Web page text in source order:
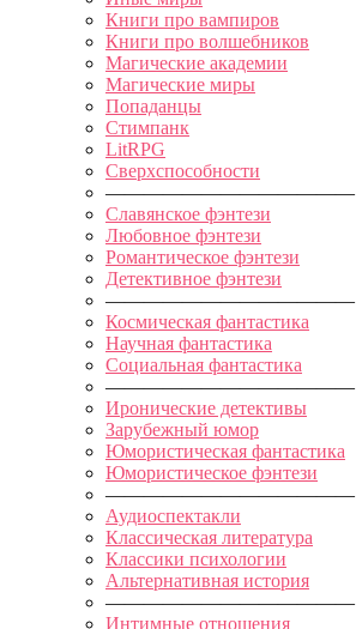
Книги про вампиров
Книги про волшебников
Магические академии
Магические миры
Попаданцы
Стимпанк
LitRPG
Сверхспособности
—————————————
Славянское фэнтези
Любовное фэнтези
Романтическое фэнтези
Детективное фэнтези
—————————————
Космическая фантастика
Научная фантастика
Социальная фантастика
—————————————
Иронические детективы
Зарубежный юмор
Юмористическая фантастика
Юмористическое фэнтези
—————————————
Аудиоспектакли
Классическая литература
Классики психологии
Альтернативная история
—————————————
Интимные отношения